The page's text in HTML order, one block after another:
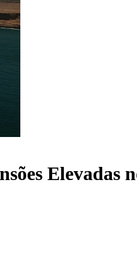
Elevadas